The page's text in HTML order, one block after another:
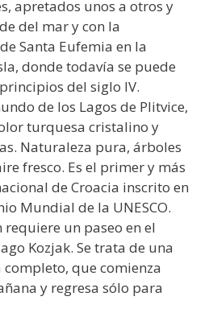
apretados unos a otros y
del mar y con la
Santa Eufemia en la
donde todavía se puede
del siglo IV.
de los Lagos de Plitvice,
turquesa cristalino y
Naturaleza pura, árboles
fresco. Es el primer y más
de Croacia inscrito en
Mundial de la UNESCO.
un paseo en el
Kozjak. Se trata de una
que comienza
y regresa sólo para